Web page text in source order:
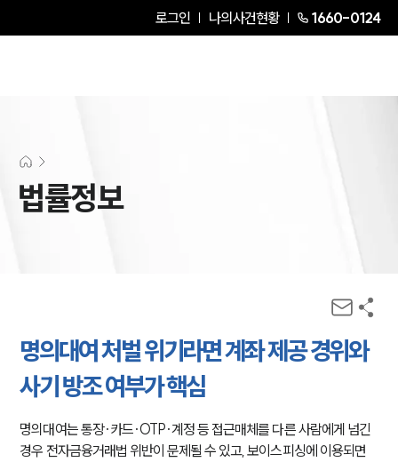
로그인 나의사건현황 1660-0124
법률정보
명의대여 처벌 위기라면 계좌 제공 경위와
사기 방조 여부가 핵심
명의대여는 통장·카드·OTP·계정 등 접근매체를 다른 사람에게 넘긴
경우 전자금융거래법 위반이 문제될 수 있고, 보이스피싱에 이용되면